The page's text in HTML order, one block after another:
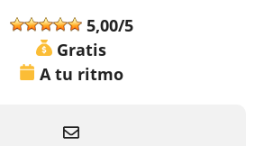
5,00/5
Gratis
A tu ritmo